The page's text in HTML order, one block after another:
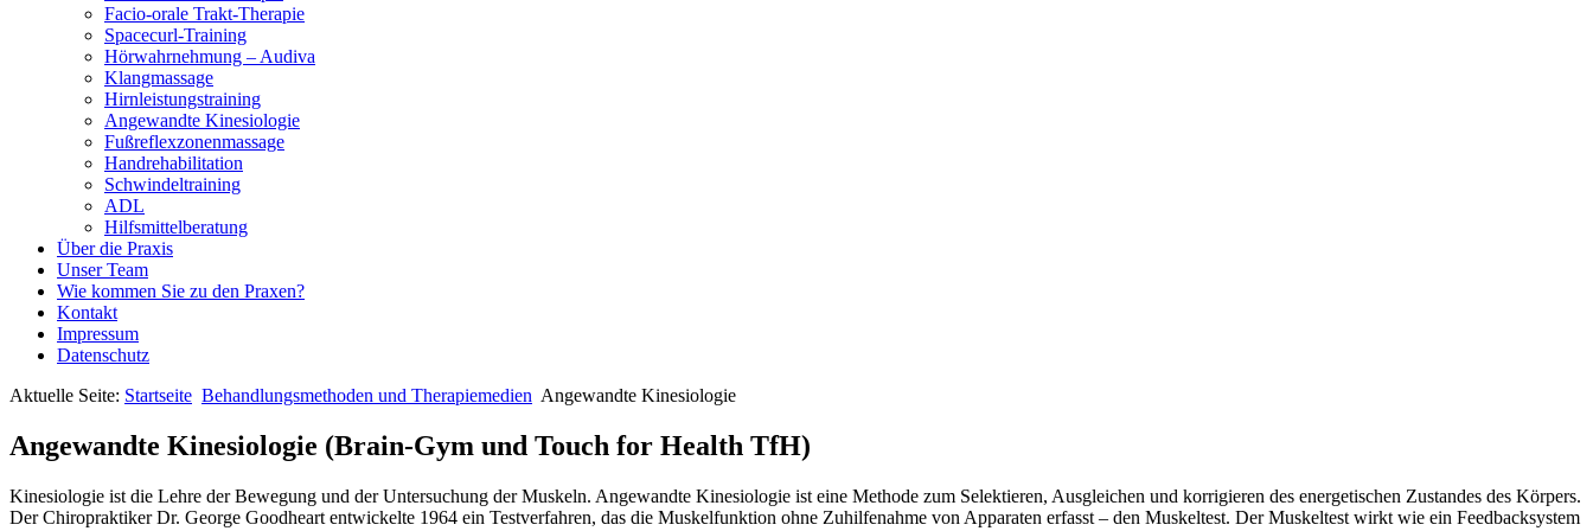
Facio-orale Trakt-Therapie
Spacecurl-Training
Hörwahrnehmung – Audiva
Klangmassage
Hirnleistungstraining
Angewandte Kinesiologie
Fußreflexzonenmassage
Handrehabilitation
Schwindeltraining
ADL
Hilfsmittelberatung
Über die Praxis
Unser Team
Wie kommen Sie zu den Praxen?
Kontakt
Impressum
Datenschutz
Aktuelle Seite: Startseite Behandlungsmethoden und Therapiemedien Angewandte Kinesiologie
Angewandte Kinesiologie (Brain-Gym und Touch for Health TfH)
Kinesiologie ist die Lehre der Bewegung und der Untersuchung der Muskeln. Angewandte Kinesiologie ist eine Methode zum Selektieren, Ausgleichen und korrigieren des energetischen Zustandes des Körpers.
Der Chiropraktiker Dr. George Goodheart entwickelte 1964 ein Testverfahren, das die Muskelfunktion ohne Zuhilfenahme von Apparaten erfasst – den Muskeltest. Der Muskeltest wirkt wie ein Feedbacksystem